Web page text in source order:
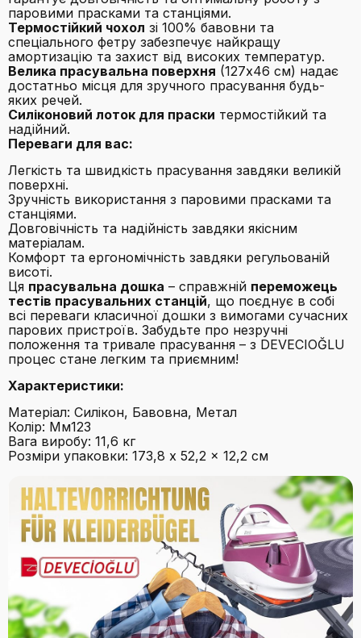
паровими прасками та станціями.
Термостійкий чохол зі 100% бавовни та
спеціального фетру забезпечує найкращу
амортизацію та захист від високих температур.
Велика прасувальна поверхня (127x46 см) надає
достатньо місця для зручного прасування будь-
яких речей.
Силіконовий лоток для праски термостійкий та
надійний.
Переваги для вас:
Легкість та швидкість прасування завдяки великій
поверхні.
Зручність використання з паровими прасками та
станціями.
Довговічність та надійність завдяки якісним
матеріалам.
Комфорт та ергономічність завдяки регульованій
висоті.
Ця прасувальна дошка – справжній переможець
тестів прасувальних станцій, що поєднує в собі
всі переваги класичної дошки з вимогами сучасних
парових пристроїв. Забудьте про незручні
положення та тривале прасування – з DEVECIOĞLU
процес стане легким та приємним!
Характеристики:
Матеріал: Силікон, Бавовна, Метал
Колір: Мм123
Вага виробу: 11,6 кг
Розміри упаковки: 173,8 x 52,2 x 12,2 см